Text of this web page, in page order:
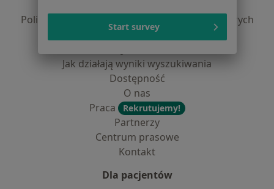
Polityka prywatności dla profesjonalistów, których
dane pozyskaliśmy samodzielnie
Jak działają wyniki wyszukiwania
Dostępność
O nas
Praca
Rekrutujemy!
Partnerzy
Centrum prasowe
Kontakt
Dla pacjentów
Start survey